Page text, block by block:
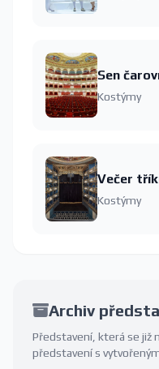
Sen
Kostýmy
Večer
Kostýmy
Archiv
Představení, která se již
představení s